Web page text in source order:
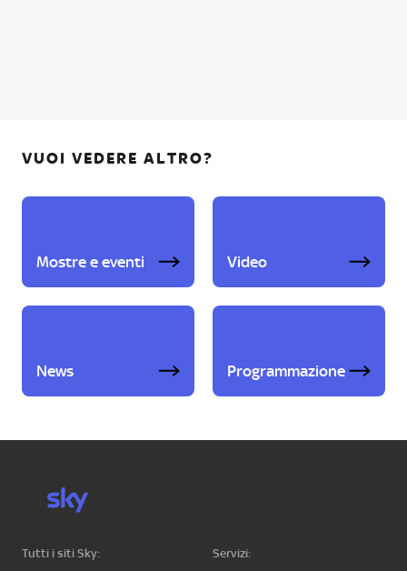
VUOI VEDERE ALTRO?
Mostre e eventi Video
News Programmazione
Tutti i siti Sky:
Servizi: